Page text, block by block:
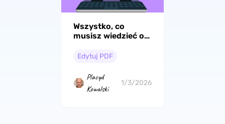
Wszystko, co
musisz wiedzieć o
Office [2026]
Edytuj PDF
Placyd
Kowalski
1/3/2026